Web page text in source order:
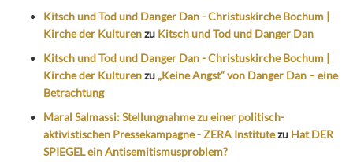
Kitsch und Tod und Danger Dan - Christuskirche Bochum |
Kirche der Kulturenzu Kitsch und Tod und Danger Dan
Kitsch und Tod und Danger Dan - Christuskirche Bochum |
Kirche der Kulturenzu „Keine Angst“ von Danger Dan – eine
Betrachtung
Maral Salmassi: Stellungnahme zu einer politisch-
aktivistischen Pressekampagne - ZERA Institutezu Hat DER
SPIEGEL ein Antisemitismusproblem?